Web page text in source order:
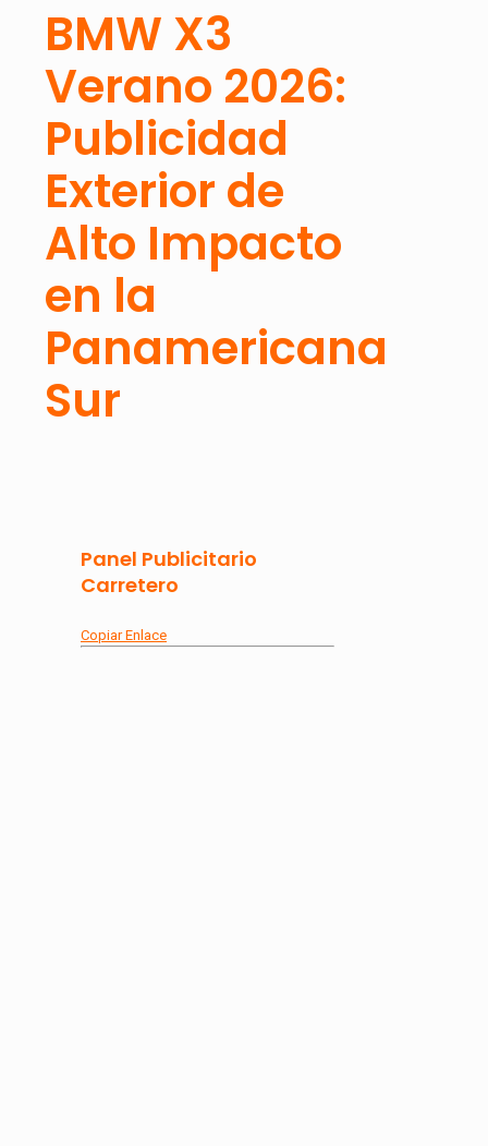
BMW X3
Verano 2026:
Publicidad
Exterior de
Alto Impacto
en la
Panamericana
Sur
Panel Publicitario
Carretero
Copiar Enlace